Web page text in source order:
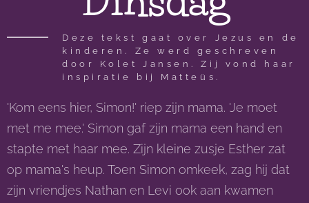
Deze tekst gaat over Jezus en de
kinderen. Ze werd geschreven
door Kolet Jansen. Zij vond haar
inspiratie bij Matteüs.
'Kom eens hier, Simon!' riep zijn mama. 'Je moet
met me mee.' Simon gaf zijn mama een hand en
stapte met haar mee. Zijn kleine zusje Esther zat
op mama's heup. Toen Simon omkeek, zag hij dat
zijn vriendjes Nathan en Levi ook aan kwamen